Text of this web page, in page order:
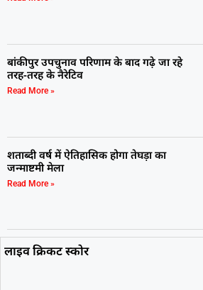
बांकीपुर उपचुनाव परिणाम के बाद गढ़े जा रहे
तरह-तरह के नैरेटिव
Read More »
शताब्दी वर्ष में ऐतिहासिक होगा तेघड़ा का
जन्माष्टमी मेला
Read More »
लाइव क्रिकट स्कोर